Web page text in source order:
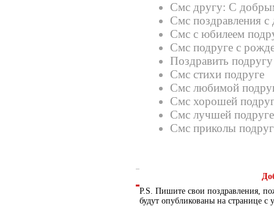
Смс другу: С
Смс поздравления
Смс с юбилеем
Смс подруге с
Поздравить
Смс стихи подруге
Смс любимой
Смс хорошей
Смс лучшей подруге
Смс приколы
P.S. Пишите свои поздравления,
будут опубликованы на странице с